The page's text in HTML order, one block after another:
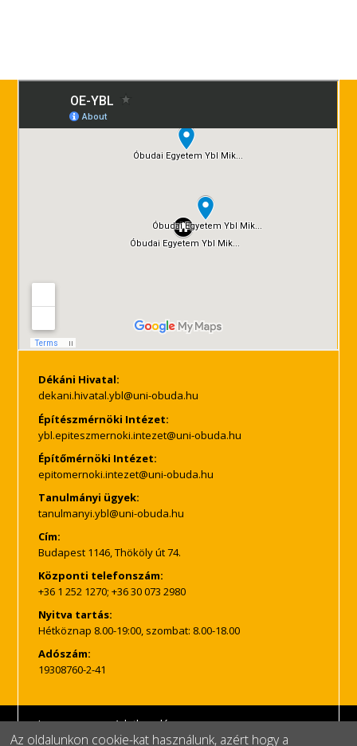
Az oldalunkon cookie-kat használunk, azért hogy a
Dékáni Hivatal:
Építészmérnöki Intézet:
Építőmérnöki Intézet:
Tanulmányi ügyek:
Cím:
Budapest 1146, Thököly út 74.
Központi telefonszám:
+36 1 252 1270; +36 30 073 2980
Nyitva tartás:
Hétköznap 8.00-19:00, szombat: 8.00-18.00
Adószám:
19308760-2-41
Impresszum
Adatkezelés